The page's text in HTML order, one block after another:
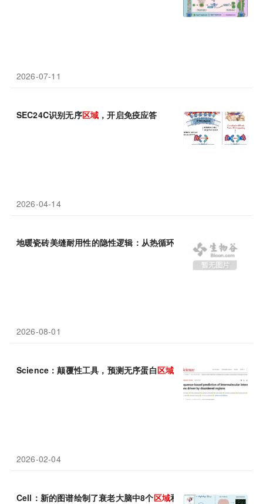
2026-07-11
SEC24C识别无序区域 ，开启免疫应答
2026-04-14
地暖瓷砖美缝耐用性的隐性逻辑：从热循环适应性到长期性能
2026-08-01
Science：颠覆性工具，预测无序蛋白区域 驱动的分子间相互作用
2026-02-04
Cell：新的图谱绘制了衰老大脑中8个区域和36种细胞类型的表观